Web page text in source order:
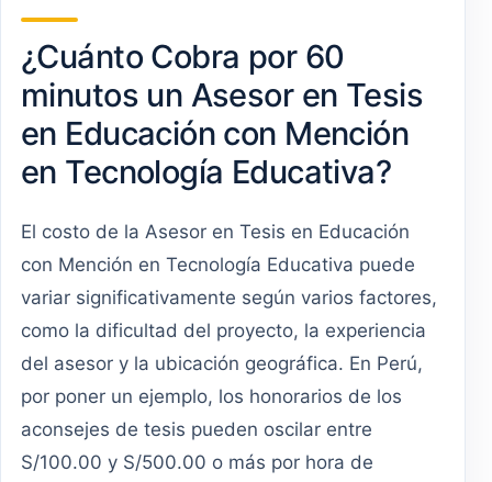
¿Cuánto Cobra por 60
minutos un Asesor en Tesis
en Educación con Mención
en Tecnología Educativa?
El costo de la Asesor en Tesis en Educación
con Mención en Tecnología Educativa puede
variar significativamente según varios factores,
como la dificultad del proyecto, la experiencia
del asesor y la ubicación geográfica. En Perú,
por poner un ejemplo, los honorarios de los
aconsejes de tesis pueden oscilar entre
S/100.00 y S/500.00 o más por hora de